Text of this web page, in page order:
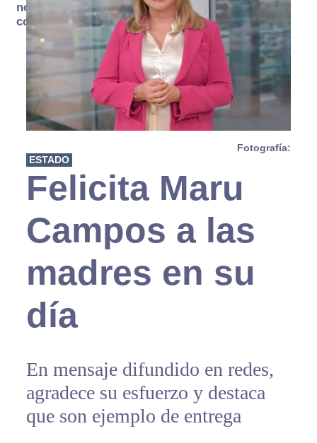
no se
consume
Fotografía:
ESTADO
Felicita Maru
Campos a las
madres en su
día
En mensaje difundido en redes,
agradece su esfuerzo y destaca
que son ejemplo de entrega